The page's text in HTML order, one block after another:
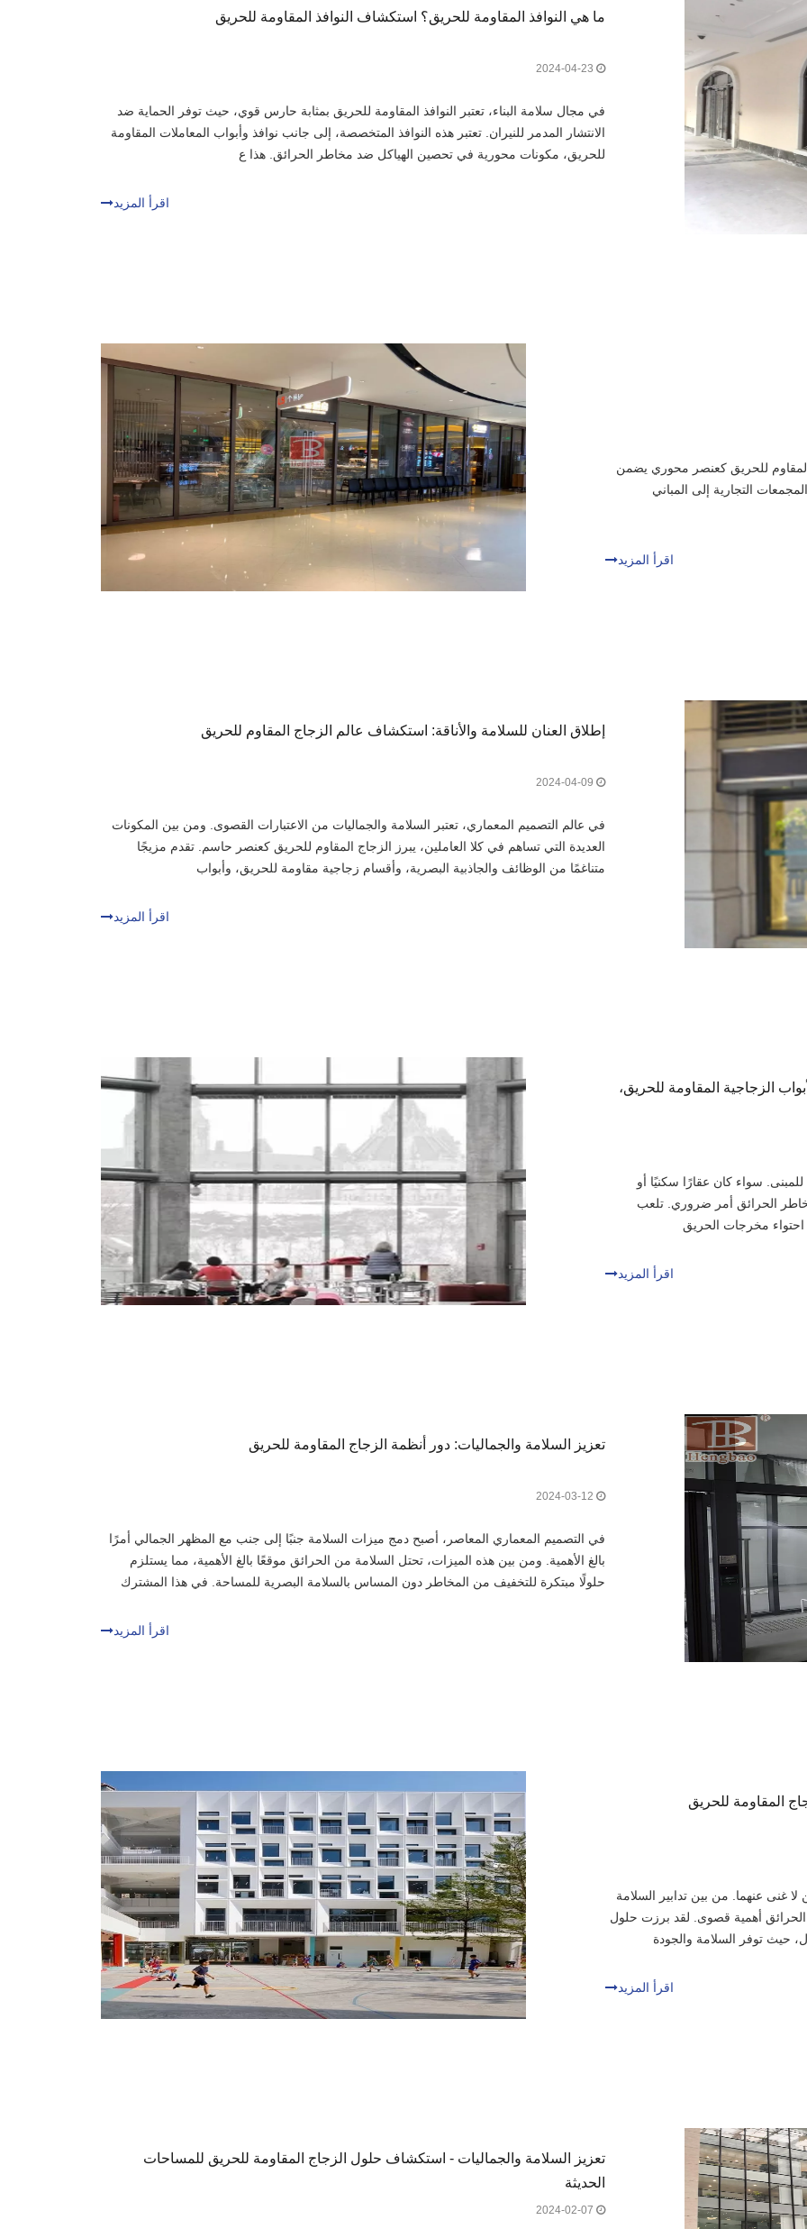
ما هي النوافذ المقاومة للحريق؟ استكشاف النوافذ المقاومة للحريق
في مجال سلامة البناء، تعتبر النوافذ المقاومة للحريق بمثابة حارس قوي، حيث توفر الحماية ضد
الانتشار المدمر للنيران. تعتبر هذه النوافذ المتخصصة، إلى جانب نوافذ وأبواب المعاملات المقاومة
للحريق، مكونات محورية في تحصين الهياكل ضد مخاطر الحرائق. هذا ع
اقرأ المزيد
للحريق كعنصر محوري يضمن
التجارية إلى المباني
اقرأ المزيد
إطلاق العنان للسلامة والأناقة: استكشاف عالم الزجاج المقاوم للحريق
في عالم التصميم المعماري، تعتبر السلامة والجماليات من الاعتبارات القصوى. ومن بين المكونات
العديدة التي تساهم في كلا العاملين، يبرز الزجاج المقاوم للحريق كعنصر حاسم. تقدم مزيجًا
متناغمًا من الوظائف والجاذبية البصرية، وأقسام زجاجية مقاومة للحريق، وأبواب
اقرأ المزيد
الزجاجية المقاومة للحريق،
سواء كان عقارًا سكنيًا أو
الحرائق أمر ضروري. تلعب
احتواء مخرجات الحريق
اقرأ المزيد
تعزيز السلامة والجماليات: دور أنظمة الزجاج المقاومة للحريق
في التصميم المعماري المعاصر، أصبح دمج ميزات السلامة جنبًا إلى جنب مع المظهر الجمالي أمرًا
بالغ الأهمية. ومن بين هذه الميزات، تحتل السلامة من الحرائق موقعًا بالغ الأهمية، مما يستلزم
حلولًا مبتكرة للتخفيف من المخاطر دون المساس بالسلامة البصرية للمساحة. في هذا المشترك
اقرأ المزيد
المقاومة للحريق
لا غنى عنهما. من بين تدابير السلامة
الحرائق أهمية قصوى. لقد برزت حلول
حيث توفر السلامة والجودة
اقرأ المزيد
تعزيز السلامة والجماليات - استكشاف حلول الزجاج المقاومة للحريق للمساحات
الحديثة